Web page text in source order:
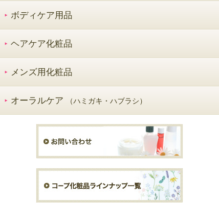
ボディケア用品
ヘアケア化粧品
メンズ用化粧品
オーラルケア （ハミガキ・ハブラシ）